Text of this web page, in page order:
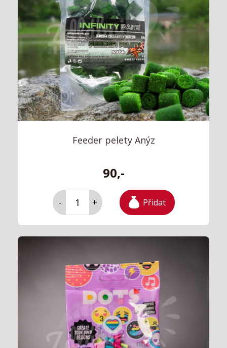
Feeder pelety Anýz
90,-
- + Přidat